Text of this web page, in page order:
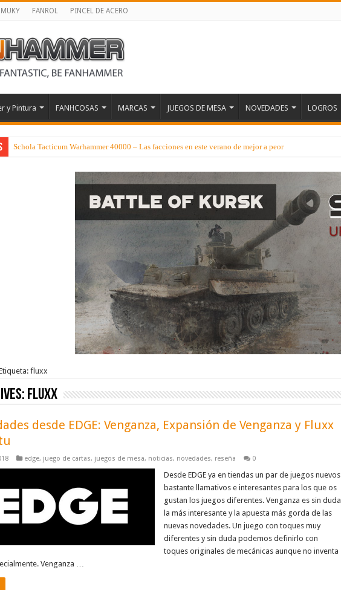
FANROL PINCEL DE ACERO
y Pintura FANHCOSAS MARCAS JUEGOS DE MESA NOVEDADES LOGROS
Schola Tacticum Warhammer 40000 – Las facciones en este verano de mejor a peor
fluxx
fluxx
desde EDGE: Venganza, Expansión de Venganza y Fluxx
edge, juego de cartas, juegos de mesa, noticias, novedades, reseña 0
Desde EDGE ya en tiendas un par de juegos nuevos
bastante llamativos e interesantes para los que os
gustan los juegos diferentes. Venganza es sin duda
la más interesante y la apuesta más gorda de las
nuevas novedades. Un juego con toques muy
diferentes y sin duda podemos definirlo con
toques originales de mecánicas aunque no inventa
Venganza …